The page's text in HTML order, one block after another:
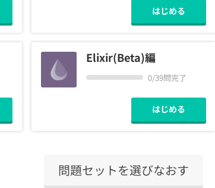
はじめる
Elixir(Beta)編
0/39問完了
はじめる
問題セットを選びなおす